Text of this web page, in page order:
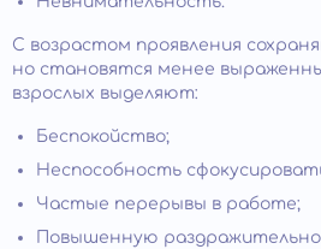
С возрастом проявления
но становятся менее
взрослых выделяют:
Беспокойство;
Неспособность
Частые перерывы в работе;
Повышенную